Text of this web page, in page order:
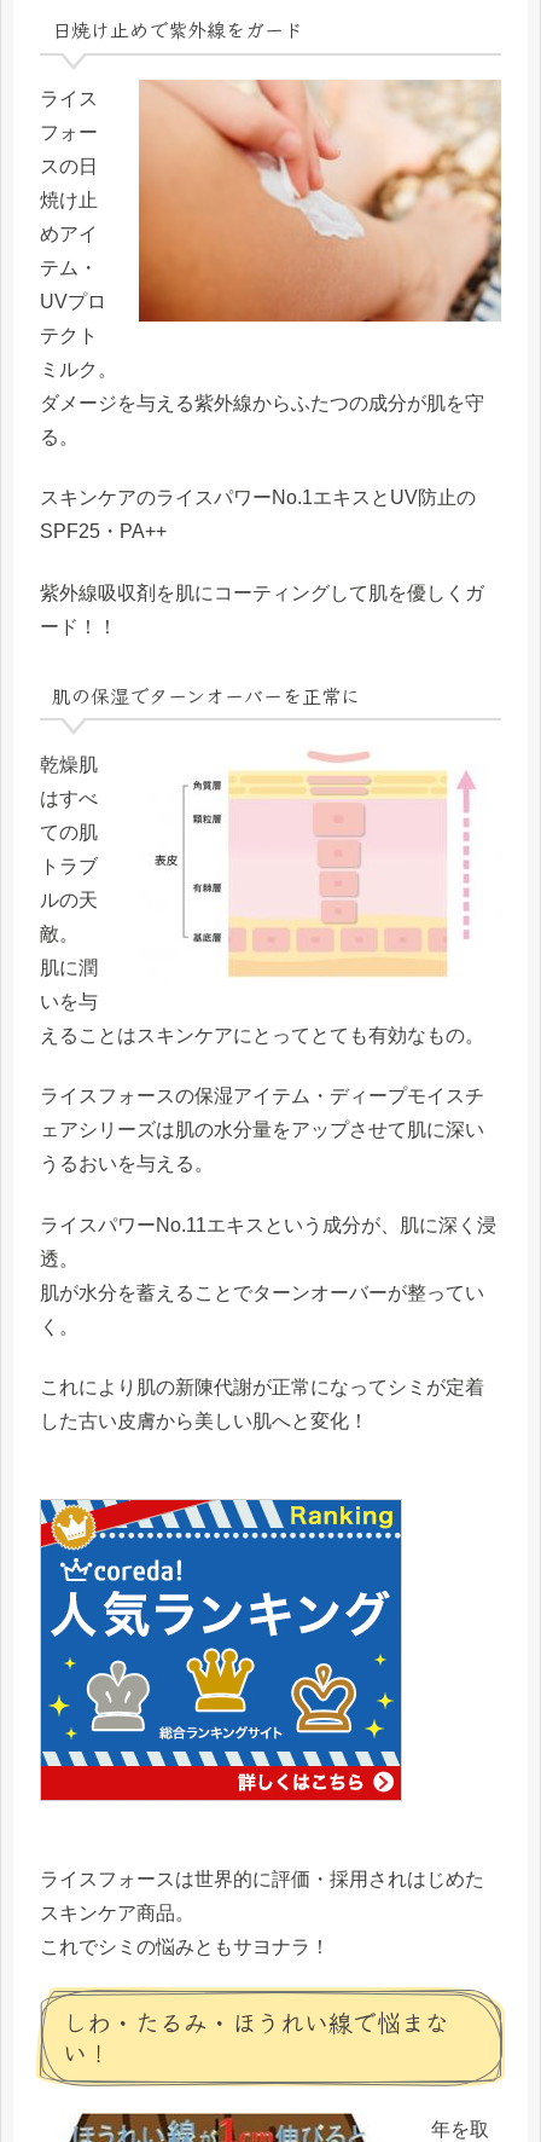
日焼け止めで紫外線をガード
ライス
フォー
スの日
焼け止
めアイ
テム・
UVプロ
テクト
ミルク。
ダメージを与える紫外線からふたつの成分が肌を守
る 。
スキンケアのライスパワーNo.1エキス と UV防止の
SPF25・PA++
紫外線吸収剤を肌にコーティングして肌を優しくガ
ード！！
肌の保湿でターンオーバーを正常に
乾燥肌
はすべ
ての肌
トラブ
ルの天
敵。
肌に潤
いを与
えることはスキンケアにとってとても有効なもの。
ライスフォースの保湿アイテム・ディープモイスチ
ェアシリーズは肌の水分量をアップさせて肌に深い
うるおいを与える。
ライスパワーNo.11エキス という成分が、肌に深く浸
透。
肌が水分を蓄えることでターンオーバーが整ってい
く。
これにより 肌の新陳代謝が正常になってシミが定着
した古い皮膚から美しい肌へと変化 ！
ライスフォースは世界的に評価・採用されはじめた
スキンケア商品。
これでシミの悩みともサヨナラ！
しわ・たるみ・ほうれい線で悩まな
い！
年を取